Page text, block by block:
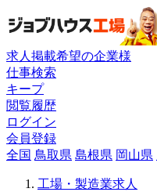
求人掲載希望の企業様
仕事検索
キープ
閲覧履歴
ログイン
会員登録
全国 鳥取県 島根県 岡山県
工場・製造業求人